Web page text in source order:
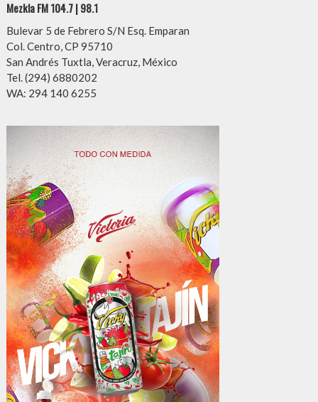
Mezkla FM 104.7 | 98.1
Bulevar 5 de Febrero S/N Esq. Emparan
Col. Centro, CP 95710
San Andrés Tuxtla, Veracruz, México
Tel. (294) 6880202
WA: 294 140 6255